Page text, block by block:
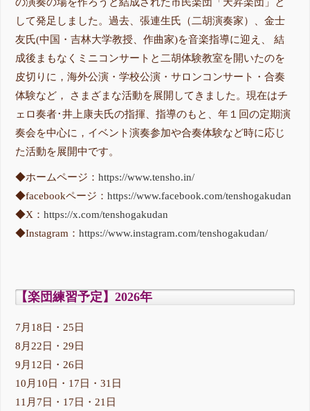
して発足しました。過去、張連生氏（二胡演奏家）、金士
友氏(中国・吉林大学教授、作曲家)を音楽指導に迎え、 結
成後まもなくミニコンサートと二胡体験教室を開いたのを
皮切りに，海外公演・学校公演・サロンコンサート・合奏
体験など， さまざまな活動を展開してきました。現在はチ
ェロ奏者･井上康夫氏の指揮、指導のもと、年１回の定期演
奏会を中心に，イベント演奏参加や合奏体験など時に応じ
た活動を展開中です。
◆ホームページ：https://www.tensho.in/
◆facebookページ：https://www.facebook.com/tenshogakudan
◆X：https://x.com/tenshogakudan
◆Instagram：https://www.instagram.com/tenshogakudan/
【楽団練習予定】2026年
7月18日・25日
8月22日・29日
9月12日・26日
10月10日・17日・31日
11月7日・17日・21日